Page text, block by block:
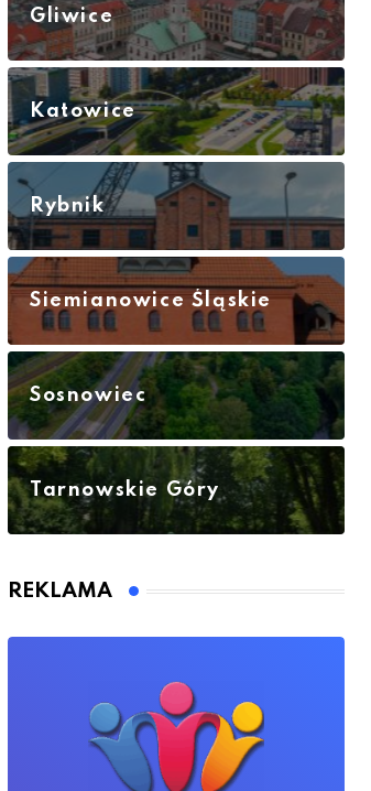
Gliwice
Katowice
Rybnik
Siemianowice Śląskie
Sosnowiec
Tarnowskie Góry
REKLAMA